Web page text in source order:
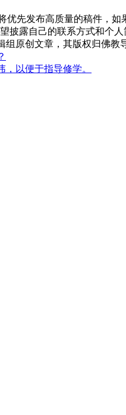
优先发布高质量的稿件，
披露自己的联系方式和个
原创文章，其版权归佛
以便于指导修学。